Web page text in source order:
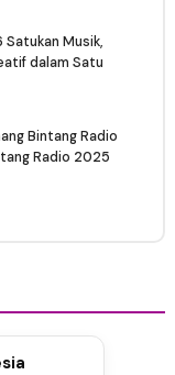
Musik,
dalam Satu
Bintang Radio
Radio 2025